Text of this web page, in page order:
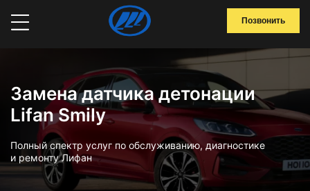
Позвонить
Замена датчика детонации
Lifan Smily
Полный спектр услуг по обслуживанию, диагностике
и ремонту Лифан